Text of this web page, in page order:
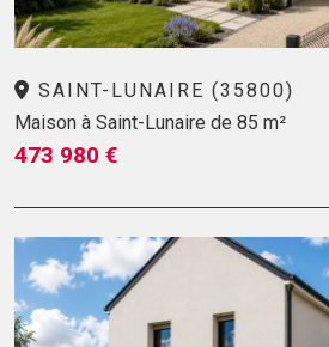
SAINT-LUNAIRE (35800)
Maison à Saint-Lunaire de 85 m²
473 980 €